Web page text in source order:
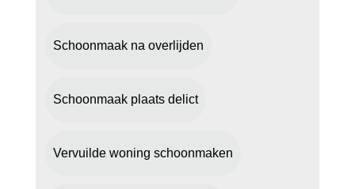
Schoonmaak na overlijden
Schoonmaak plaats delict
Vervuilde woning schoonmaken